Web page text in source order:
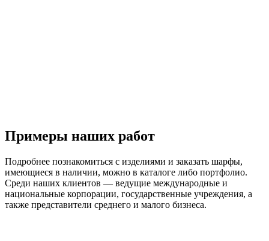
Примеры наших работ
Подробнее познакомиться с изделиями и заказать шарфы,
имеющиеся в наличии, можно в каталоге либо портфолио.
Среди наших клиентов — ведущие международные и
национальные корпорации, государственные учреждения, а
также представители среднего и малого бизнеса.